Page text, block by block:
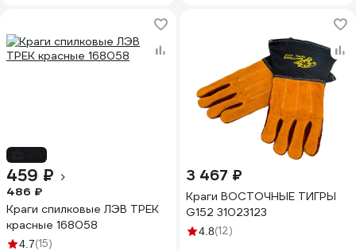
459 ₽
486 ₽
Краги спилковые ЛЭВ ТРЕК
красные 168058
4.7(15)
3 467 ₽
Краги ВОСТОЧНЫЕ ТИГРЫ
G152 31023123
4.8(12)